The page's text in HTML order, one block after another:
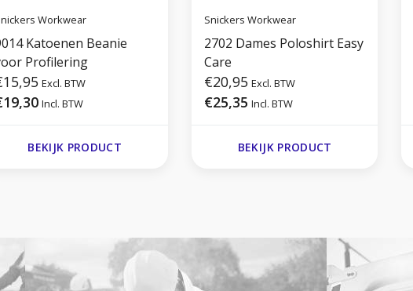
Workwear
Katoenen Beanie
Profilering
Excl. BTW
Incl. BTW
BEKIJK PRODUCT
Snickers Workwear
2702 Dames Poloshirt Easy
Care
€20,95 Excl. BTW
€25,35 Incl. BTW
BEKIJK PRODUCT